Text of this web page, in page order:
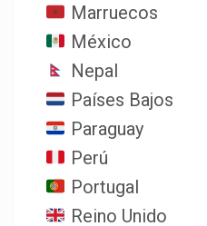
Marruecos
México
Nepal
Países Bajos
Paraguay
Perú
Portugal
Reino Unido